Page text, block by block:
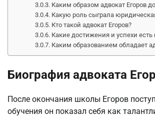
Каким образом адвокат Егоров
Какую роль сыграла
Кто такой адвокат Егоров?
Какие достижения и успехи есть
Каким образованием обладает
Биография адвоката
После окончания школы Егоров
обучения он показал себя как